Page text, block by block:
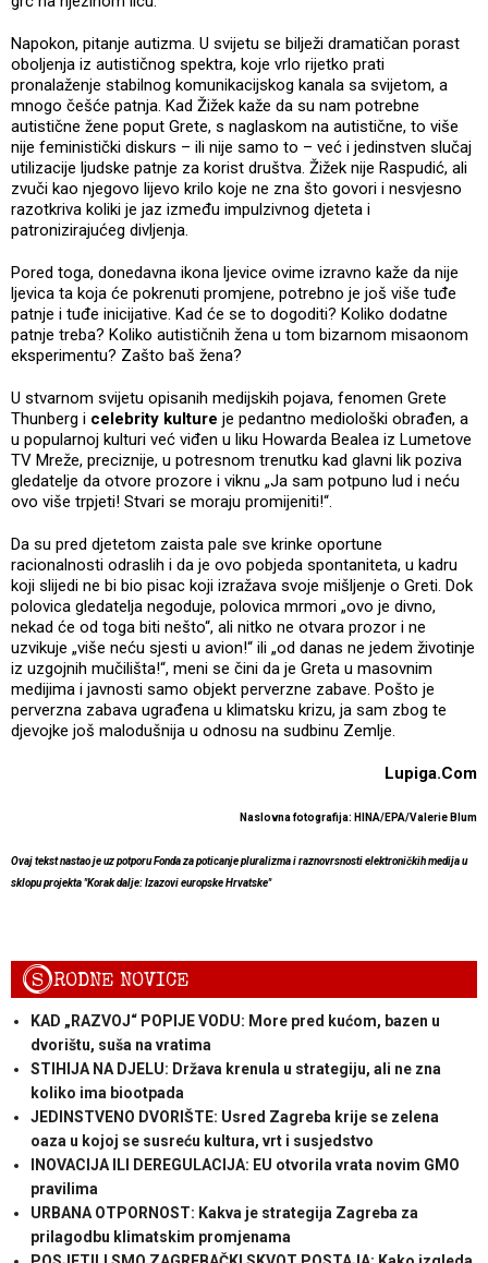
Napokon, pitanje autizma. U svijetu se bilježi dramatičan porast
oboljenja iz autističnog spektra, koje vrlo rijetko prati
pronalaženje stabilnog komunikacijskog kanala sa svijetom, a
mnogo češće patnja. Kad Žižek kaže da su nam potrebne
autistične žene poput Grete, s naglaskom na autistične, to više
nije feministički diskurs – ili nije samo to – već i jedinstven slučaj
utilizacije ljudske patnje za korist društva. Žižek nije Raspudić, ali
zvuči kao njegovo lijevo krilo koje ne zna što govori i nesvjesno
razotkriva koliki je jaz između impulzivnog djeteta i
patronizirajućeg divljenja.
Pored toga, donedavna ikona ljevice ovime izravno kaže da nije
ljevica ta koja će pokrenuti promjene, potrebno je još više tuđe
patnje i tuđe inicijative. Kad će se to dogoditi? Koliko dodatne
patnje treba? Koliko autističnih žena u tom bizarnom misaonom
eksperimentu? Zašto baš žena?
U stvarnom svijetu opisanih medijskih pojava, fenomen Grete
Thunberg i celebrity kulture je pedantno mediološki obrađen, a
u popularnoj kulturi već viđen u liku Howarda Bealea iz Lumetove
TV Mreže, preciznije, u potresnom trenutku kad glavni lik poziva
gledatelje da otvore prozore i viknu „Ja sam potpuno lud i neću
ovo više trpjeti! Stvari se moraju promijeniti!“.
Da su pred djetetom zaista pale sve krinke oportune
racionalnosti odraslih i da je ovo pobjeda spontaniteta, u kadru
koji slijedi ne bi bio pisac koji izražava svoje mišljenje o Greti. Dok
polovica gledatelja negoduje, polovica mrmori „ovo je divno,
nekad će od toga biti nešto“, ali nitko ne otvara prozor i ne
uzvikuje „više neću sjesti u avion!“ ili „od danas ne jedem životinje
iz uzgojnih mučilišta!“, meni se čini da je Greta u masovnim
medijima i javnosti samo objekt perverzne zabave. Pošto je
perverzna zabava ugrađena u klimatsku krizu, ja sam zbog te
djevojke još malodušnija u odnosu na sudbinu Zemlje.
Lupiga.Com
Naslovna fotografija: HINA/EPA/Valerie Blum
Ovaj tekst nastao je uz potporu Fonda za poticanje pluralizma i raznovrsnosti elektroničkih medija u
sklopu projekta "Korak dalje: Izazovi europske Hrvatske"
SRODNE NOVICE
KAD „RAZVOJ“ POPIJE VODU: More pred kućom, bazen u
dvorištu, suša na vratima
STIHIJA NA DJELU: Država krenula u strategiju, ali ne zna
koliko ima biootpada
JEDINSTVENO DVORIŠTE: Usred Zagreba krije se zelena
oaza u kojoj se susreću kultura, vrt i susjedstvo
INOVACIJA ILI DEREGULACIJA: EU otvorila vrata novim GMO
pravilima
URBANA OTPORNOST: Kakva je strategija Zagreba za
prilagodbu klimatskim promjenama